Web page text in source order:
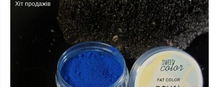
Хіт продажів